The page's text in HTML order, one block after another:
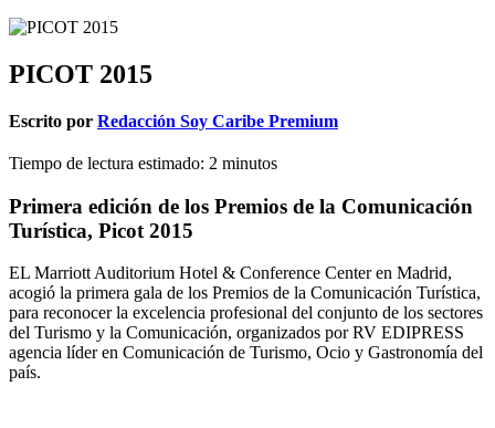
PICOT 2015
Escrito por Redacción Soy Caribe Premium
Tiempo de lectura estimado: 2 minutos
Primera edición de los Premios de la Comunicación
Turística, Picot 2015
EL Marriott Auditorium Hotel & Conference Center en Madrid,
acogió la primera gala de los Premios de la Comunicación Turística,
para reconocer la excelencia profesional del conjunto de los sectores
del Turismo y la Comunicación, organizados por RV EDIPRESS
agencia líder en Comunicación de Turismo, Ocio y Gastronomía del
país.